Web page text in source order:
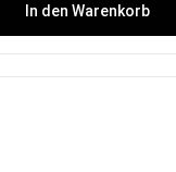
In den Warenkorb